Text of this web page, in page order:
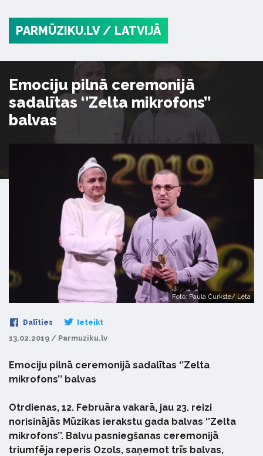
PARMŪZIKU.LV / LATVIJĀ
Emociju pilnā ceremonijā
sadalītas ‘’Zelta mikrofons’’
balvas
Foto: Paula Čurkste/ Leta
Dalīties Ieteikt
13.02.2019 / Parmuziku.lv
Emociju pilnā ceremonijā sadalītas ‘’Zelta
mikrofons’’ balvas
Otrdienas, 12. Februāra vakarā, jau 23. reizi
norisinājās Mūzikas ierakstu gada balvas ‘’Zelta
mikrofons’’. Balvu pasniegšanas ceremonijā
triumfēja reperis Ozols, saņemot trīs balvas,